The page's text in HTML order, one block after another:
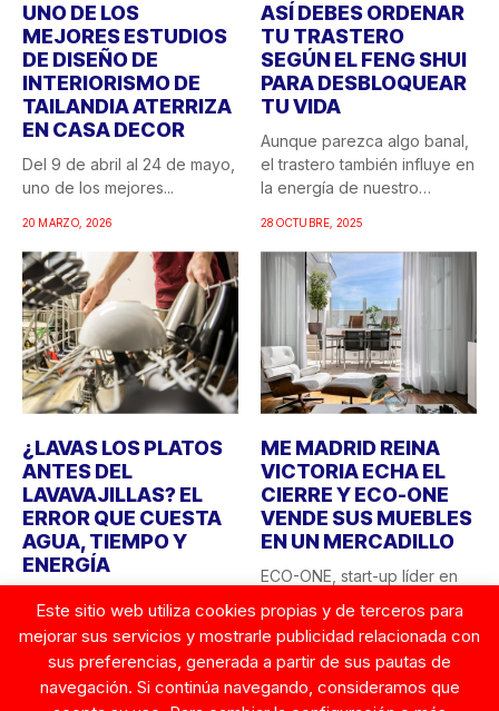
UNO DE LOS
MEJORES ESTUDIOS
DE DISEÑO DE
INTERIORISMO DE
TAILANDIA ATERRIZA
EN CASA DECOR
Del 9 de abril al 24 de mayo,
uno de los mejores...
20 MARZO, 2026
ASÍ DEBES ORDENAR
TU TRASTERO
SEGÚN EL FENG SHUI
PARA DESBLOQUEAR
TU VIDA
Aunque parezca algo banal,
el trastero también influye en
la energía de nuestro
28 OCTUBRE, 2025
¿LAVAS LOS PLATOS
ANTES DEL
LAVAVAJILLAS? EL
ERROR QUE CUESTA
AGUA, TIEMPO Y
ENERGÍA
antes de introducirlos en el
lavavajillas sigue...
26 AGOSTO, 2025
ME MADRID REINA
VICTORIA ECHA EL
CIERRE Y ECO-ONE
VENDE SUS MUEBLES
EN UN MERCADILLO
ECO-ONE, start-up líder en
España, sorprende con una
acción...
23 AGOSTO, 2025
Este sitio web utiliza cookies propias y de terceros para
mejorar sus servicios y mostrarle publicidad relacionada con
sus preferencias, generada a partir de sus pautas de
navegación. Si continúa navegando, consideramos que